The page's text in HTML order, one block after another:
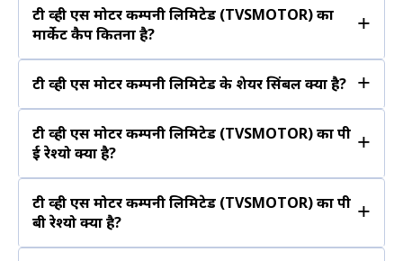
टी व्ही एस मोटर कम्पनी लिमिटेड (TVSMOTOR) का
मार्केट कैप कितना है?
+
टी व्ही एस मोटर कम्पनी लिमिटेड के शेयर सिंबल क्या है? +
टी व्ही एस मोटर कम्पनी लिमिटेड (TVSMOTOR) का पी
ई रेश्यो क्या है?
+
टी व्ही एस मोटर कम्पनी लिमिटेड (TVSMOTOR) का पी
बी रेश्यो क्या है?
+